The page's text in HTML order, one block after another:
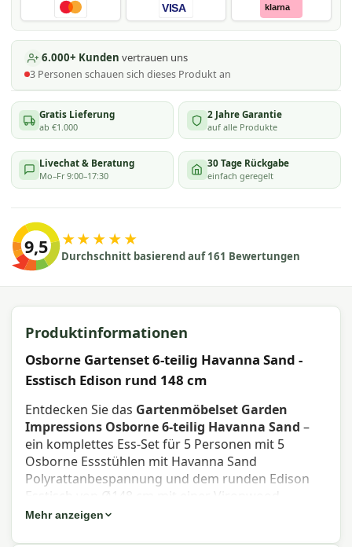
VISA klarna
6.000+ Kunden vertrauen uns
3 Personen schauen sich dieses Produkt an
Gratis Lieferung
ab €1.000
2 Jahre Garantie
auf alle Produkte
Livechat & Beratung
Mo–Fr 9:00–17:30
30 Tage Rückgabe
einfach geregelt
9,5 ★★★★★
Durchschnitt basierend auf 161 Bewertungen
Produktinformationen
Osborne Gartenset 6-teilig Havanna Sand -
Esstisch Edison rund 148 cm
Entdecken Sie das Gartenmöbelset Garden
Impressions Osborne 6-teilig Havanna Sand –
ein komplettes Ess-Set für 5 Personen mit 5
Osborne Essstühlen mit Havanna Sand
Polyrattanbespannung und dem runden Edison
Esstisch von Ø148 cm mit einer Vironwood
Teakholz-Optik-Tischplatte. Eine warme und
Mehr anzeigen